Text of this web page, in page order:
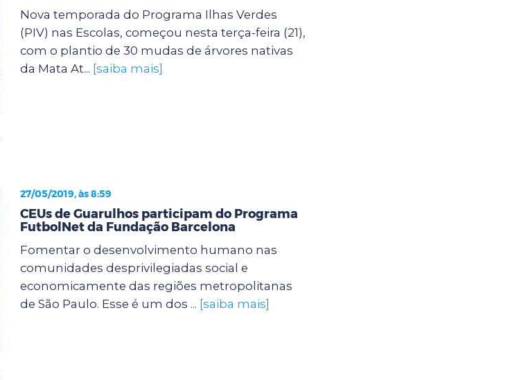
Nova temporada do Programa Ilhas Verdes
(PIV) nas Escolas, começou nesta terça-feira (21),
com o plantio de 30 mudas de árvores nativas
da Mata At... [saiba mais]
27/05/2019, às 8:59
CEUs de Guarulhos participam do Programa
FutbolNet da Fundação Barcelona
Fomentar o desenvolvimento humano nas
comunidades desprivilegiadas social e
economicamente das regiões metropolitanas
de São Paulo. Esse é um dos ... [saiba mais]